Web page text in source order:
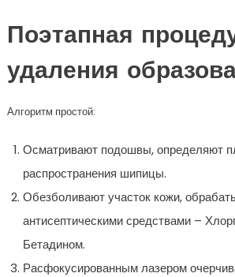
Поэтапная
удаления
Алгоритм простой:
Осматривают подошвы, определяют
распространения шипицы.
Обезболивают участок кожи,
антисептическими средствами –
Бетадином.
Расфокусированным лазером